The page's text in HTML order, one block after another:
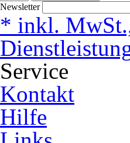
Newsletter
* inkl.
Service
Kontakt
Hilfe